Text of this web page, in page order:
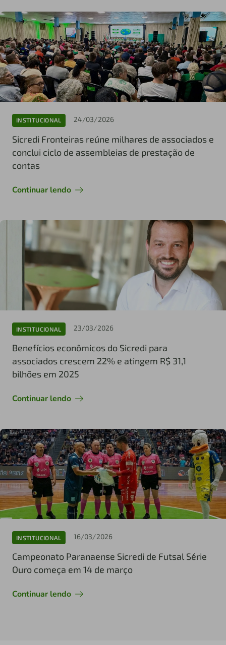
INSTITUCIONAL 24/03/2026
Sicredi Fronteiras reúne milhares de associados e
conclui ciclo de assembleias de prestação de
contas
Continuar lendo
INSTITUCIONAL 23/03/2026
Benefícios econômicos do Sicredi para
associados crescem 22% e atingem R$ 31,1
bilhões em 2025
Continuar lendo
INSTITUCIONAL 16/03/2026
Campeonato Paranaense Sicredi de Futsal Série
Ouro começa em 14 de março
Continuar lendo